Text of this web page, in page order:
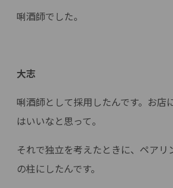
唎酒師でした。
大志
唎酒師として採用したんです。お店
はいいなと思って。
それで独立を考えたときに、ペアリ
の柱にしたんです。